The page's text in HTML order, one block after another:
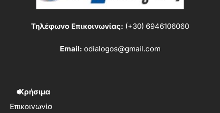
Τηλέφωνο Επικοινωνίας: (+30) 6946106060
Email: odialogos@gmail.com
Χρήσιμα
Επικοινωνία